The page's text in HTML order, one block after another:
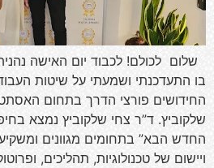
שלום לכולם! לכבוד יום האישה
בו התעדכנתי ושמעתי על שיטות
החידושים פורצי הדרך בתחום
שלקוביץ. ד”ר צחי שלקוביץ נמצא
החדש הבא” בתחומים מגוונים
ויישום של טכנולוגיות, תהליכים,